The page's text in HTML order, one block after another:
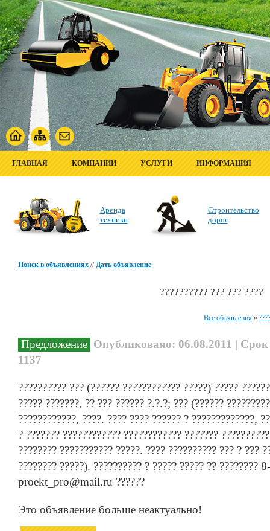
ГЛАВНАЯ КОМПАНИИ УСЛУГИ ИНФОРМАЦИЯ
Аренда
техники
Строительство
дорог
Поиск в объявлениях //Дать объявление
?????????? ??? ??? ????
Все объявления »
Предложение Опубликовано: 06.08.2011 |
1137
?????????? ??? (?????? ???????????? ?????) ?????
????? ???????, ?? ??? ?????? ?.?.?; ??? (??????
????????????, ????. ???? ???? ?????? ? ?????????????,
? ??????? ???????????? ???????????? ???????
???????? ??????????? ?????. ???? ?????????? ??? ? ???
???????? ?????). ?????????? ? ????? ????? ??
proekt_pro@mail.ru ??????
Это объявление больше неактуально!